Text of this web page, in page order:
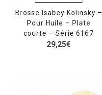
Brosse Isabey Kolinsky –
Pour Huile – Plate
courte – Série 6167
29,25€